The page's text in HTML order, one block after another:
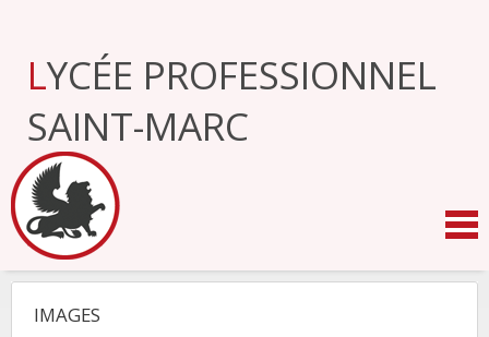
navigation
LYCÉE PROFESSIONNEL
SAINT-MARC
NAVIGATION
IMAGES